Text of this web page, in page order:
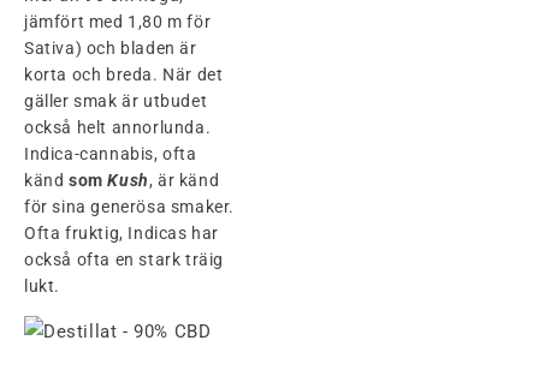
jämfört med 1,80 m för
Sativa) och bladen är
korta och breda. När det
gäller smak är utbudet
också helt annorlunda.
Indica-cannabis, ofta
känd somKush, är känd
för sina generösa smaker.
Ofta fruktig, Indicas har
också ofta en stark träig
lukt.